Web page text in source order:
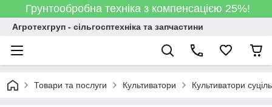
Грунтообробна техніка з компенсацією 25%!
Агротехгруп - сільгосптехніка та запчастини
Товари та послуги Культиватори Культиватори